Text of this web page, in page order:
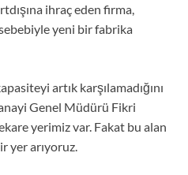
ihraç eden firma,
yeni bir fabrika
artık karşılamadığını
Genel Müdürü Fikri
yerimiz var. Fakat bu alan
yer arıyoruz.